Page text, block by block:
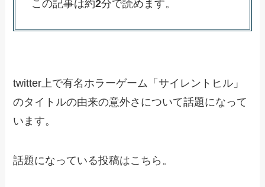
この記事は約2分で読めます。
twitter上で有名ホラーゲーム「サイレントヒル」
のタイトルの由来の意外さについて話題になって
います。
話題になっている投稿はこちら。